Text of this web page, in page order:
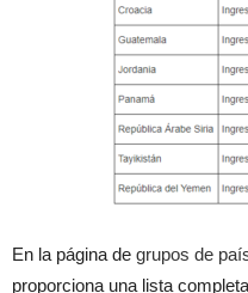
En la página de grupos de
proporciona una lista